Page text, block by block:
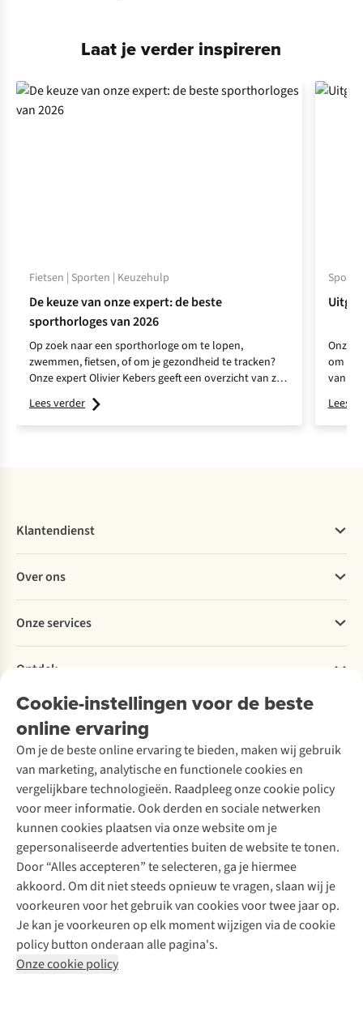
Laat je verder inspireren
Fietsen | Sporten | Keuzehulp
De keuze van onze expert: de beste
sporthorloges van 2026
Op zoek naar een sporthorloge om te lopen,
zwemmen, fietsen, of om je gezondheid te tracken?
Onze expert Olivier Kebers geeft een overzicht van zijn
favoriete modellen.
Lees verder
Onze
om
van
Lees
Cookie-instellingen voor de beste
online ervaring
Om je de beste online ervaring te bieden, maken wij gebruik
van marketing, analytische en functionele cookies en
vergelijkbare technologieën. Raadpleeg onze cookie policy
voor meer informatie. Ook derden en sociale netwerken
kunnen cookies plaatsen via onze website om je
gepersonaliseerde advertenties buiten de website te tonen.
Door “Alles accepteren” te selecteren, ga je hiermee
akkoord. Om dit niet steeds opnieuw te vragen, slaan wij je
voorkeuren voor het gebruik van cookies voor twee jaar op.
Je kan je voorkeuren op elk moment wijzigen via de cookie
policy button onderaan alle pagina's.
Onze cookie policy
Klantendienst
Bestellen
Betalen
Levering
Retourneren
Bestelling herroepen
Garantie
Contact
Over ons
Explore More
Verantwoord ondernemen
Over Ayacucho
Onze winkels
Over A.S.Adventure
Toegankelijkheidsverklaring
Onze services
Ski-onderhoud
Wasservice
Schoenonderhoud
Schoenherstelling
Kledingherstelling
Retouches
Voor bedrijven
Ontdek
A.S.Magazine
Podcast
Explore Academy
Explore Camp
Gear Check
Inspiratie & advies
Meld je aan voor de nieuwsbrief
Follow us
Disclaimer Privacy Policy
Algemene voorwaarden
Cookie Policy